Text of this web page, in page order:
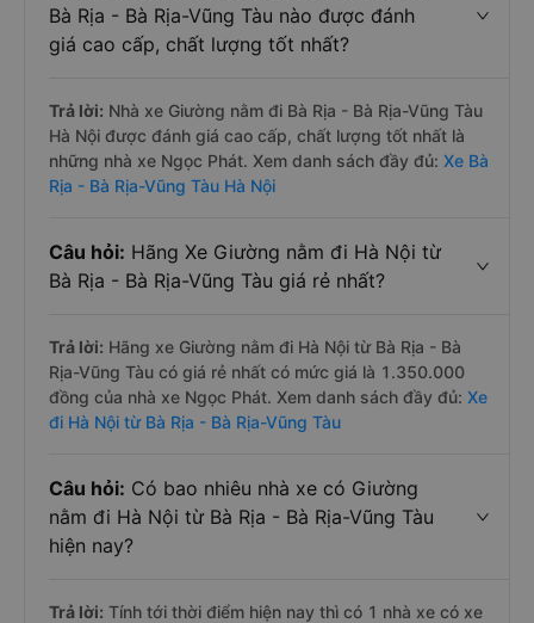
Bà Rịa - Bà Rịa-Vũng Tàu nào được đánh
giá cao cấp, chất lượng tốt nhất?
Trả lời: Nhà xe Giường nằm đi Bà Rịa - Bà Rịa-Vũng Tàu
Hà Nội được đánh giá cao cấp, chất lượng tốt nhất là
những nhà xe Ngọc Phát. Xem danh sách đầy đủ: Xe Bà
Rịa - Bà Rịa-Vũng Tàu Hà Nội
Câu hỏi: Hãng Xe Giường nằm đi Hà Nội từ
Bà Rịa - Bà Rịa-Vũng Tàu giá rẻ nhất?
Trả lời: Hãng xe Giường nằm đi Hà Nội từ Bà Rịa - Bà
Rịa-Vũng Tàu có giá rẻ nhất có mức giá là 1.350.000
đồng của nhà xe Ngọc Phát. Xem danh sách đầy đủ: Xe
đi Hà Nội từ Bà Rịa - Bà Rịa-Vũng Tàu
Câu hỏi: Có bao nhiêu nhà xe có Giường
nằm đi Hà Nội từ Bà Rịa - Bà Rịa-Vũng Tàu
hiện nay?
Trả lời: Tính tới thời điểm hiện nay thì có 1 nhà xe có xe